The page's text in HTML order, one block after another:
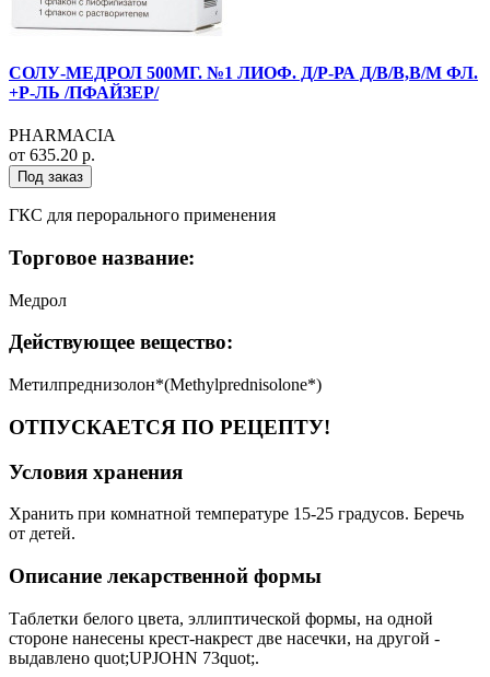
СОЛУ-МЕДРОЛ 500МГ. №1 ЛИОФ. Д/Р-РА Д/В/В,В/М ФЛ.
+Р-ЛЬ /ПФАЙЗЕР/
PHARMACIA
от 635.20 р.
Под заказ
ГКС для перорального применения
Торговое название:
Медрол
Действующее вещество:
Метилпреднизолон*(Methylprednisolone*)
ОТПУСКАЕТСЯ ПО РЕЦЕПТУ!
Условия хранения
Хранить при комнатной температуре 15-25 градусов. Беречь
от детей.
Описание лекарственной формы
Таблетки белого цвета, эллиптической формы, на одной
стороне нанесены крест-накрест две насечки, на другой -
выдавлено quot;UPJOHN 73quot;.